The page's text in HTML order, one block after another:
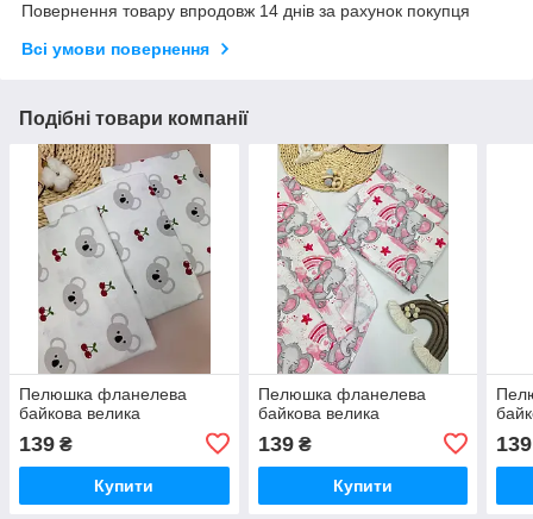
Повернення товару впродовж 14 днів за рахунок покупця
Всі умови повернення
Подібні товари компанії
Пелюшка фланелева
байкова велика
139 ₴
Купити
Пелюшка фланелева
байкова велика
139₴
Купити
139